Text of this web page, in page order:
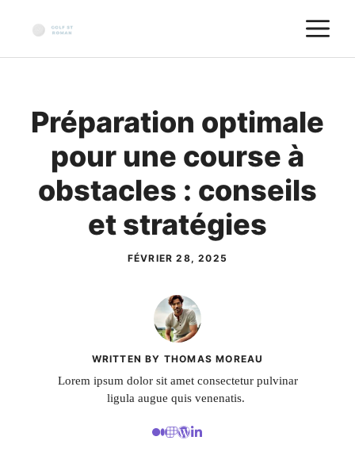
contenu
Préparation optimale
pour une course à
obstacles : conseils
et stratégies
FÉVRIER 28, 2025
WRITTEN BY THOMAS MOREAU
Lorem ipsum dolor sit amet consectetur pulvinar
ligula augue quis venenatis.